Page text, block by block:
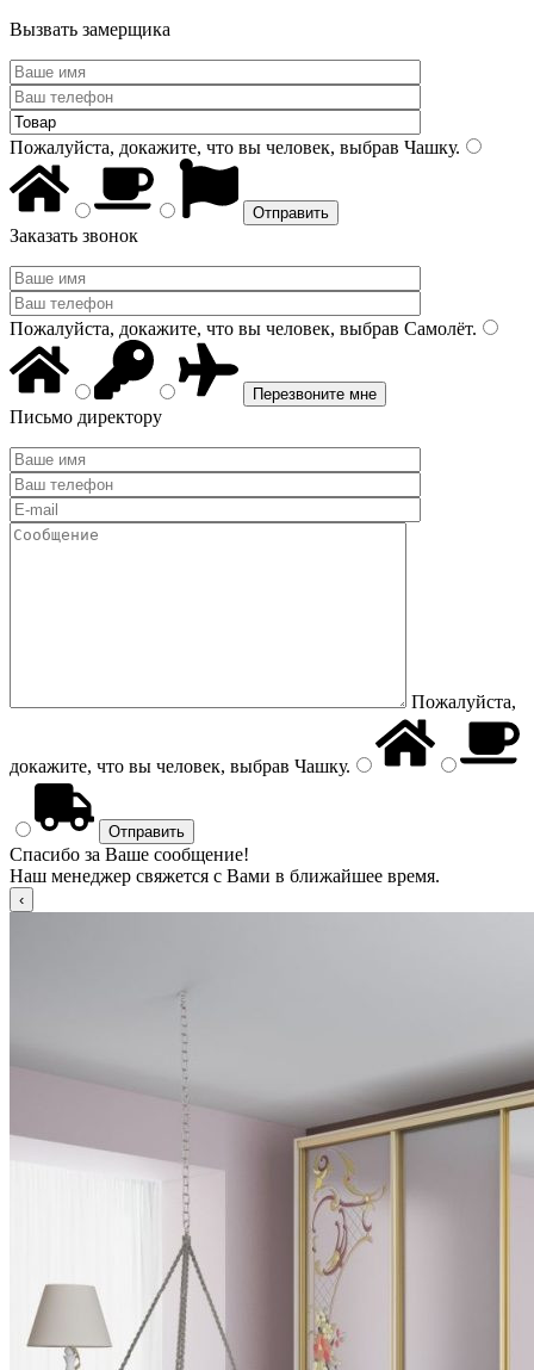
Вызвать замерщика
Пожалуйста, докажите, что вы человек, выбрав Чашку.
Заказать звонок
Пожалуйста, докажите, что вы человек, выбрав Самолёт.
Письмо директору
Пожалуйста,
докажите, что вы человек, выбрав Чашку.
Спасибо за Ваше сообщение!
Наш менеджер свяжется с Вами в ближайшее время.